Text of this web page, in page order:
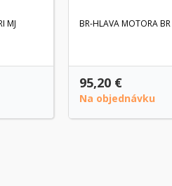
MJ
BR-HLAVA MOTORA
95,20 €
Na objednávku